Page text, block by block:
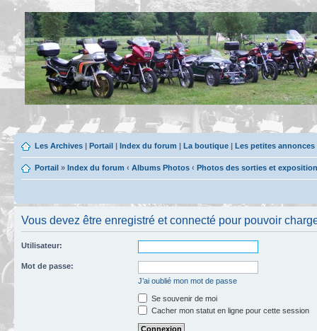
Les Archives | Portail | Index du forum | La boutique | Les petites
Portail » Index du forum ‹ Albums Photos ‹ Photos des sorties et
Vous devez être enregistré et connecté pour pouvoir
Utilisateur:
Mot de passe:
J’ai oublié mon mot de passe
Se souvenir de moi
Cacher mon statut en ligne pour cette session